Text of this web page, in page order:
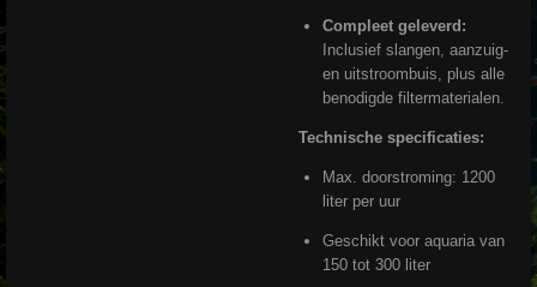
Compleet geleverd:
Inclusief slangen, aanzuig-
en uitstroombuis, plus alle
benodigde filtermaterialen.
Technische specificaties:
Max. doorstroming: 1200
liter per uur
Geschikt voor aquaria van
150 tot 300 liter